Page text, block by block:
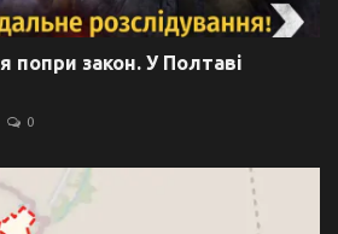
попри закон. У Полтаві
0